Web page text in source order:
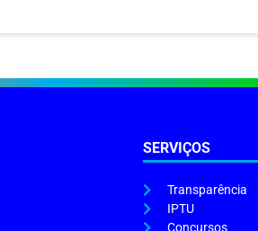
SERVIÇOS
Transparência
IPTU
Concursos